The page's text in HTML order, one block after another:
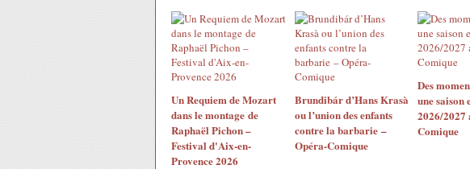
Un Requiem de Mozart
dans le montage de
Raphaël Pichon –
Festival d'Aix-en-
Provence 2026
Brundibár d’Hans Krasà
ou l’union des enfants
contre la barbarie –
Opéra-Comique
Des
une saison
2026/2027
Comique